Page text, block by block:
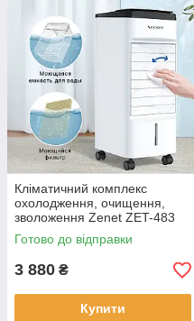
Кліматичний комплекс
охолодження, очищення,
зволоження Zenet ZET-483
Готово до відправки
3 880 ₴
Купити